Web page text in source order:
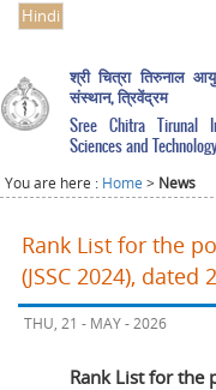
Hindi
श्री चित्रा तिरुनाल
संस्थान, त्रिवेंद्रम
Sree Chitra Tirunal
Sciences and
You are here : Home > News
Rank List for the
(JSSC 2024), dated
THU, 21 - MAY - 2026
Rank List for the